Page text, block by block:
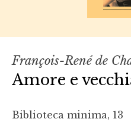
François-René de
Amore e
Biblioteca minima, 13